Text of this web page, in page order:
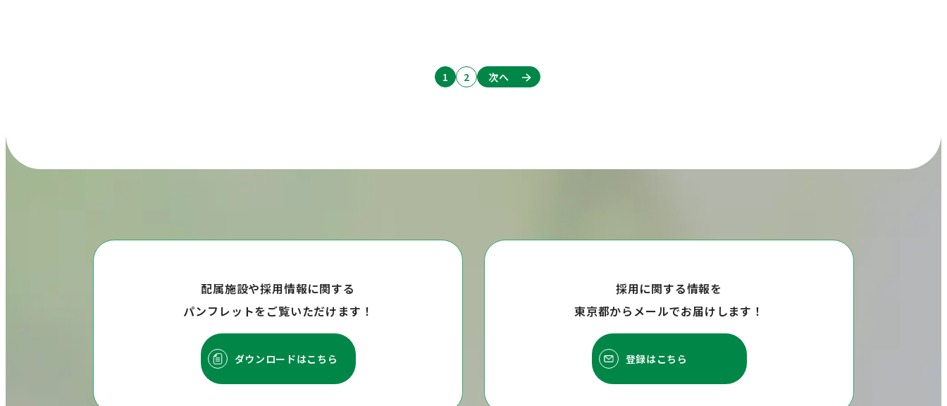
1 2 次へ
配属施設や採用情報に関する
パンフレットをご覧いただけます！
ダウンロードはこちら
採用に関する情報を
東京都からメールでお届けします！
登録はこちら